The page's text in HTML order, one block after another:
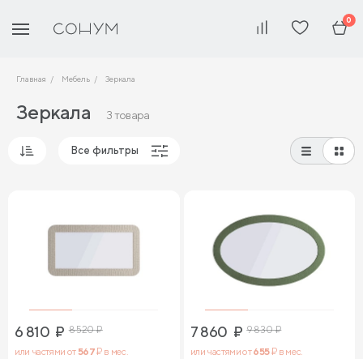
0
Главная Мебель Зеркала
Зеркала 3 товара
Сначала дорогие
Все фильтры
6 810 ₽ 8 520₽
или частями от567₽ в мес.
7 860 ₽ 9 830₽
или частями от655₽ в мес.